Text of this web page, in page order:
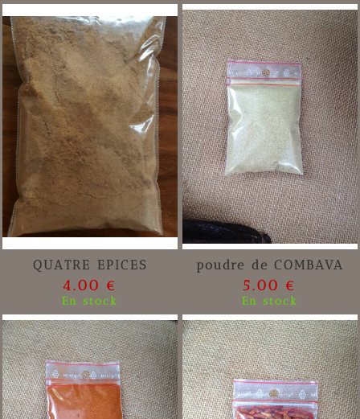
QUATRE EPICES
4.00 €
En stock
poudre de COMBAVA
5.00 €
En stock